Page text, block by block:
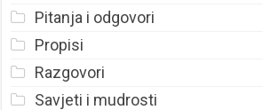
Pitanja i odgovori
Propisi
Razgovori
Savjeti i mudrosti